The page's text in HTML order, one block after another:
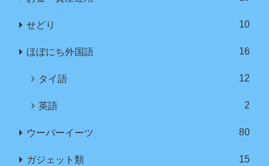
せどり 10
ほぼにち外国語 16
タイ語 12
英語 2
ウーバーイーツ 80
ガジェット類 15